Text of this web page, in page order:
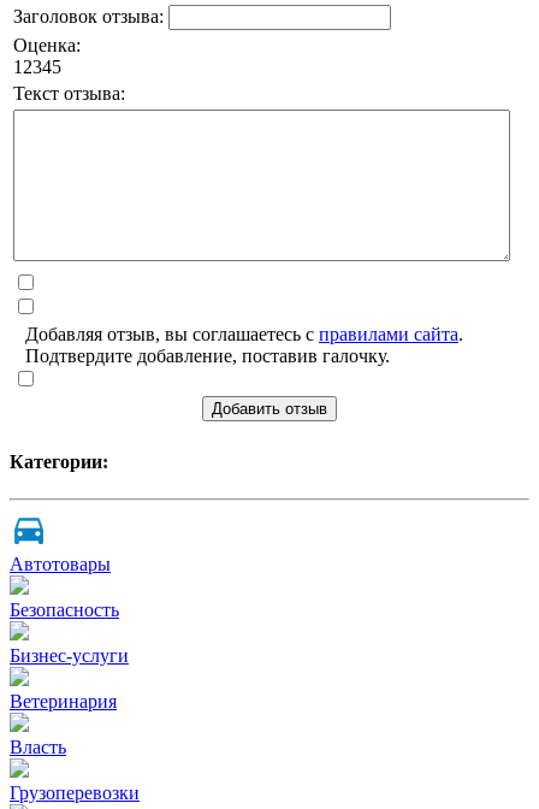
Заголовок отзыва:
Оценка:
1 2345
Текст отзыва:
Добавляя отзыв, вы соглашаетесь с правилами сайта.
Подтвердите добавление, поставив галочку.
Добавить отзыв
Категории:
Автотовары
Безопасность
Бизнес-услуги
Ветеринария
Власть
Грузоперевозки